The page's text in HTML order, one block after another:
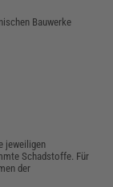
Bauwerke
jeweiligen
Schadstoffe. Für
der